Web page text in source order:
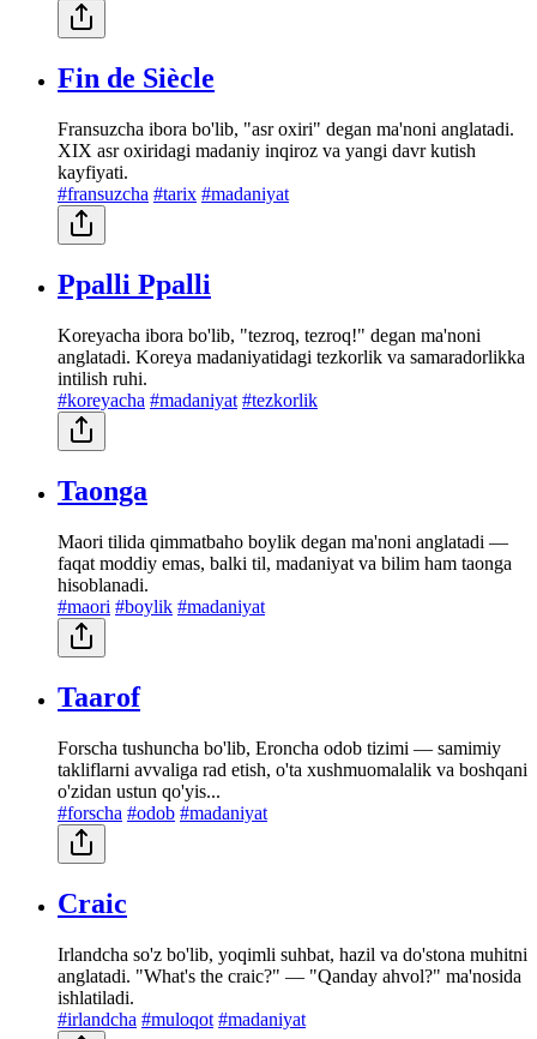
Fin de Siècle
Fransuzcha ibora bo'lib, "asr oxiri" degan ma'noni anglatadi.
XIX asr oxiridagi madaniy inqiroz va yangi davr kutish
kayfiyati.
#fransuzcha #tarix #madaniyat
Ppalli Ppalli
Koreyacha ibora bo'lib, "tezroq, tezroq!" degan ma'noni
anglatadi. Koreya madaniyatidagi tezkorlik va samaradorlikka
intilish ruhi.
#koreyacha #madaniyat #tezkorlik
Taonga
Maori tilida qimmatbaho boylik degan ma'noni anglatadi —
faqat moddiy emas, balki til, madaniyat va bilim ham taonga
hisoblanadi.
#maori #boylik #madaniyat
Taarof
Forscha tushuncha bo'lib, Eroncha odob tizimi — samimiy
takliflarni avvaliga rad etish, o'ta xushmuomalalik va boshqani
o'zidan ustun qo'yis...
#forscha #odob #madaniyat
Craic
Irlandcha so'z bo'lib, yoqimli suhbat, hazil va do'stona muhitni
anglatadi. "What's the craic?" — "Qanday ahvol?" ma'nosida
ishlatiladi.
#irlandcha #muloqot #madaniyat